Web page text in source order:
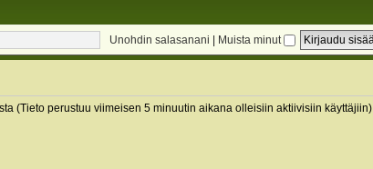
Unohdin salasanani | Muista minut
(Tieto perustuu viimeisen 5 minuutin aikana olleisiin aktiivisiin käyttäjiin)